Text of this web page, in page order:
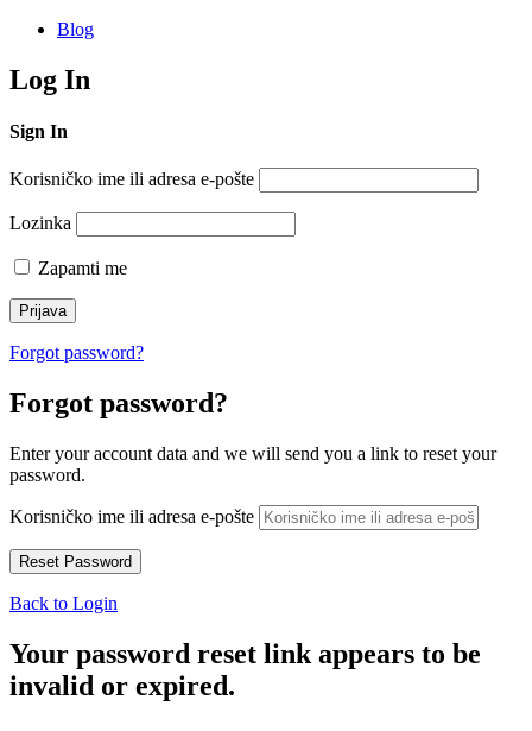
Blog
Log In
Sign In
Korisničko ime ili adresa e-pošte
Lozinka
Zapamti me
Forgot password?
Forgot password?
Enter your account data and we will send you a link to reset your
password.
Korisničko ime ili adresa e-pošte
Back to Login
Your password reset link appears to be
invalid or expired.